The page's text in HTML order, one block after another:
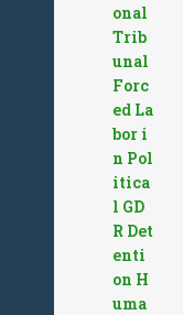
onal
Trib
unal
Forc
ed La
bor i
n Pol
itica
l GD
R Det
enti
on H
uma